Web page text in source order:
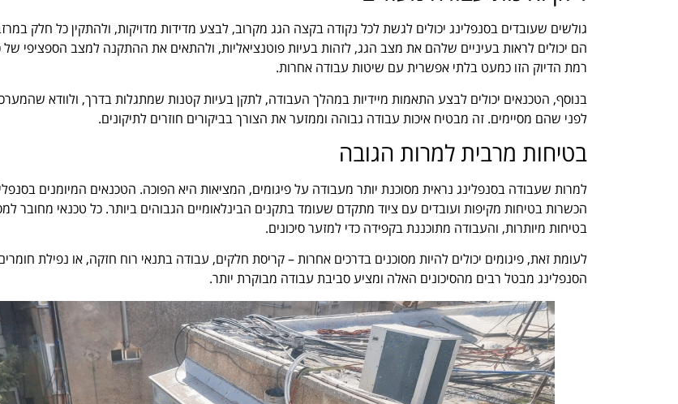
גולשים שעובדים בסנפלינג יכולים לגשת לכל נקודה בקצה הגג מקרוב, לבצע מדידות מדויקות, ולהתקין כל חלק
הם יכולים לראות בעיניים שלהם את מצב הגג, לזהות בעיות פוטנציאליות, ולהתאים את ההתקנה למצב הספציפי של
רמת הדיוק הזו כמעט בלתי אפשרית עם שיטות עבודה אחרות.
בנוסף, הטכנאים יכולים לבצע התאמות מיידיות במהלך העבודה, לתקן בעיות קטנות שמתגלות בדרך, ולוודא
לפני שהם מסיימים. זה מבטיח איכות עבודה גבוהה וממזער את הצורך בביקורים חוזרים לתיקונים.
בטיחות מרבית למרות הגובה
למרות שעבודה בסנפלינג נראית מסוכנת יותר מעבודה על פיגומים, המציאות היא הפוכה. הטכנאים המיומנים
הכשרות בטיחות מקיפות ועובדים עם ציוד מתקדם שעומד בתקנים הבינלאומיים הגבוהים ביותר. כל טכנאי מחובר
בטיחות מיותרות, והעבודה מתוכננת בקפידה כדי למזער סיכונים.
לעומת זאת, פיגומים יכולים להיות מסוכנים בדרכים אחרות – קריסת חלקים, עבודה בתנאי רוח חזקה, או נפילת
הסנפלינג מבטל רבים מהסיכונים האלה ומציע סביבת עבודה מבוקרת יותר.